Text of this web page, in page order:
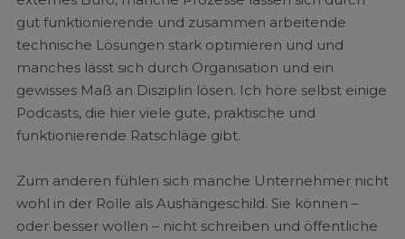
gut funktionierende und zusammen arbeitende
technische Lösungen stark optimieren und und
manches lässt sich durch Organisation und ein
gewisses Maß an Disziplin lösen. Ich höre selbst einige
Podcasts, die hier viele gute, praktische und
funktionierende Ratschläge gibt.
Zum anderen fühlen sich manche Unternehmer nicht
wohl in der Rolle als Aushängeschild. Sie können –
oder besser wollen – nicht schreiben und öffentliche